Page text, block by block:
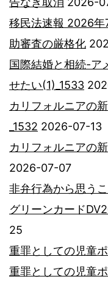
移民法速報 2026年
助審査の厳格化
国際結婚と相続-ア
せたい(1)_1533
カリフォルニアの
_1532 2026-07-13
カリフォルニアの
2026-07-07
非弁行為から思う
グリーンカード
25
重罪としての児童
重罪としての児童